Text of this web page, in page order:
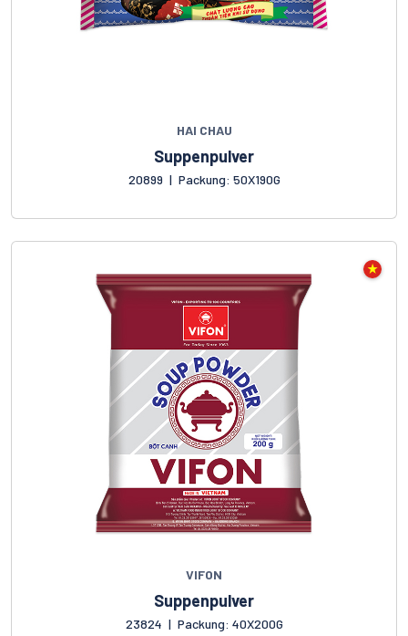
HAI CHAU
Suppenpulver
20899 | Packung: 50X190G
VIFON
Suppenpulver
23824 | Packung: 40X200G